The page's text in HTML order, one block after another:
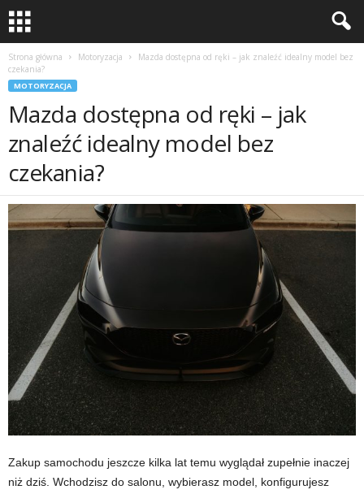
Strona główna Motoryzacja
Mazda dostępna od ręki – jak znaleźć idealny model bez
czekania?
MOTORYZACJA
Mazda dostępna od ręki – jak
znaleźć idealny model bez
czekania?
Zakup samochodu jeszcze kilka lat temu wyglądał zupełnie inaczej
niż dziś. Wchodzisz do salonu, wybierasz model, konfigurujesz